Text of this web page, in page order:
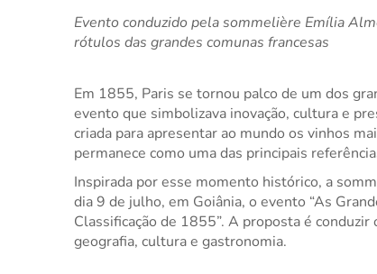
Evento conduzido pela sommelière Emília
rótulos das grandes comunas francesas
Em 1855, Paris se tornou palco de um dos
evento que simbolizava inovação, cultura e
criada para apresentar ao mundo os vinhos
permanece como uma das principais
Inspirada por esse momento histórico, a
dia 9 de julho, em Goiânia, o evento “As
Classificação de 1855”. A proposta é
geografia, cultura e gastronomia.